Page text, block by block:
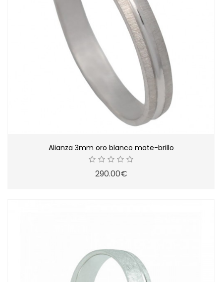
Alianza 3mm oro blanco mate-brillo
290.00€